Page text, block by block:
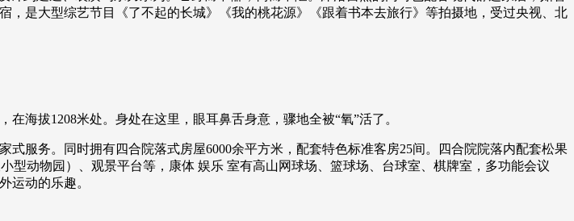
是大型综艺节目《了不起的长城》《我的桃花源》《跟着书本去旅行》等拍摄地，受过央视、北
海拔1208米处。身处在这里，眼耳鼻舌身意，骤地全被“氧”活了。
服务。同时拥有四合院落式房屋6000余平方米，配套特色标准客房25间。四合院院落内配套松果
动物园）、观景平台等，康体 娱乐 室有高山网球场、篮球场、台球室、棋牌室，多功能会议
运动的乐趣。